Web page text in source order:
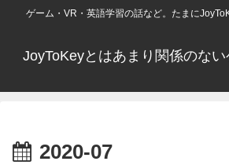
ゲーム・VR・英語学習の話など。たまに
JoyToKeyとはあまり関係のな
2020-07